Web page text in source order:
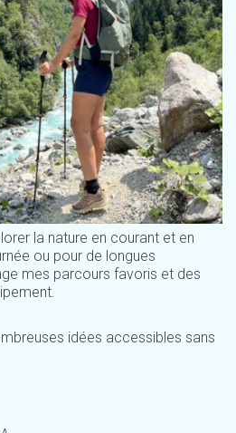
la nature en courant et en
ou pour de longues
mes parcours favoris et des
idées accessibles sans